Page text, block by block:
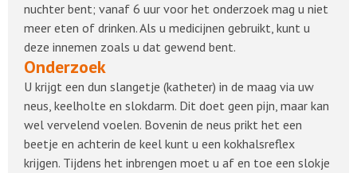
nuchter bent; vanaf 6 uur voor het onderzoek mag u niet
meer eten of drinken. Als u medicijnen gebruikt, kunt u
deze innemen zoals u dat gewend bent.
Onderzoek
U krijgt een dun slangetje (katheter) in de maag via uw
neus, keelholte en slokdarm. Dit doet geen pijn, maar kan
wel vervelend voelen. Bovenin de neus prikt het een
beetje en achterin de keel kunt u een kokhalsreflex
krijgen. Tijdens het inbrengen moet u af en toe een slokje